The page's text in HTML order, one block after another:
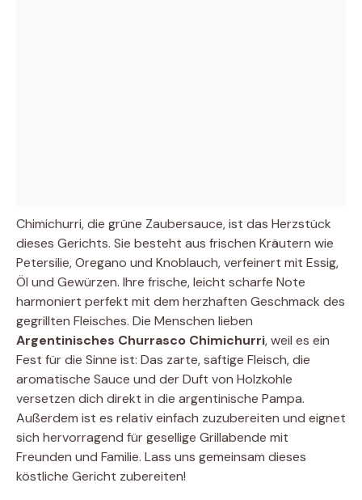
Chimichurri, die grüne Zaubersauce, ist das Herzstück
dieses Gerichts. Sie besteht aus frischen Kräutern wie
Petersilie, Oregano und Knoblauch, verfeinert mit Essig,
Öl und Gewürzen. Ihre frische, leicht scharfe Note
harmoniert perfekt mit dem herzhaften Geschmack des
gegrillten Fleisches. Die Menschen lieben
Argentinisches Churrasco Chimichurri, weil es ein
Fest für die Sinne ist: Das zarte, saftige Fleisch, die
aromatische Sauce und der Duft von Holzkohle
versetzen dich direkt in die argentinische Pampa.
Außerdem ist es relativ einfach zuzubereiten und eignet
sich hervorragend für gesellige Grillabende mit
Freunden und Familie. Lass uns gemeinsam dieses
köstliche Gericht zubereiten!